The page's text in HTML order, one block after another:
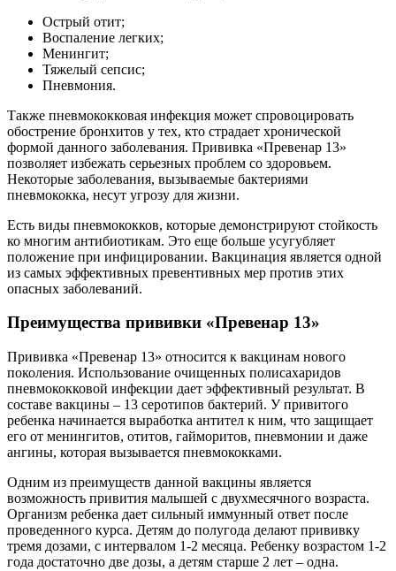
Острый отит;
Воспаление легких;
Менингит;
Тяжелый сепсис;
Пневмония.
Также пневмококковая инфекция может спровоцировать
обострение бронхитов у тех, кто страдает хронической
формой данного заболевания. Прививка «Превенар 13»
позволяет избежать серьезных проблем со здоровьем.
Некоторые заболевания, вызываемые бактериями
пневмококка, несут угрозу для жизни.
Есть виды пневмококков, которые демонстрируют стойкость
ко многим антибиотикам. Это еще больше усугубляет
положение при инфицировании. Вакцинация является одной
из самых эффективных превентивных мер против этих
опасных заболеваний.
Преимущества прививки «Превенар 13»
Прививка «Превенар 13» относится к вакцинам нового
поколения. Использование очищенных полисахаридов
пневмококковой инфекции дает эффективный результат. В
составе вакцины – 13 серотипов бактерий. У привитого
ребенка начинается выработка антител к ним, что защищает
его от менингитов, отитов, гайморитов, пневмонии и даже
ангины, которая вызывается пневмококками.
Одним из преимуществ данной вакцины является
возможность привития малышей с двухмесячного возраста.
Организм ребенка дает сильный иммунный ответ после
проведенного курса. Детям до полугода делают прививку
тремя дозами, с интервалом 1-2 месяца. Ребенку возрастом 1-2
года достаточно две дозы, а детям старше 2 лет – одна.